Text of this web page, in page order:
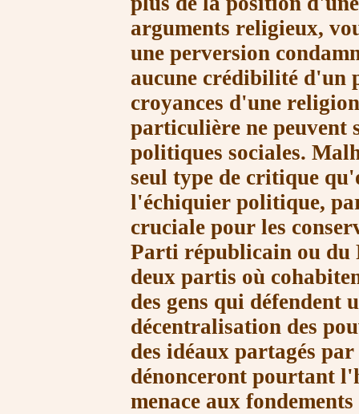
arguments religieux,
une perversion
aucune crédibilité d'un
croyances d'une
particulière ne peuvent
politiques sociales.
seul type de critique
l'échiquier politique,
cruciale pour les
Parti républicain ou du
deux partis où
des gens qui défendent
décentralisation des
des idéaux partagés
dénonceront pourtant
menace aux